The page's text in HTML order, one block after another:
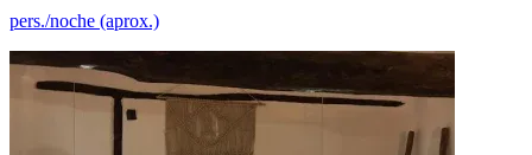
pers./noche (aprox.)